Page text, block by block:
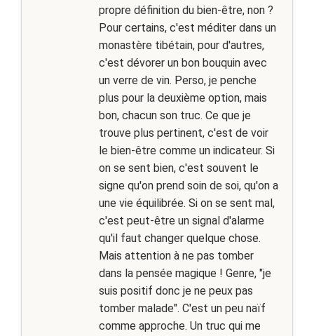
propre définition du bien-être, non ?
Pour certains, c'est méditer dans un
monastère tibétain, pour d'autres,
c'est dévorer un bon bouquin avec
un verre de vin. Perso, je penche
plus pour la deuxième option, mais
bon, chacun son truc. Ce que je
trouve plus pertinent, c'est de voir
le bien-être comme un indicateur. Si
on se sent bien, c'est souvent le
signe qu'on prend soin de soi, qu'on a
une vie équilibrée. Si on se sent mal,
c'est peut-être un signal d'alarme
qu'il faut changer quelque chose.
Mais attention à ne pas tomber
dans la pensée magique ! Genre, "je
suis positif donc je ne peux pas
tomber malade". C'est un peu naïf
comme approche. Un truc qui me